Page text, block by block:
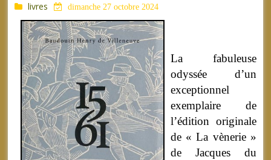
livres dimanche 27 octobre 2024
La fabuleuse
odyssée d’un
exceptionnel
exemplaire de
l’édition originale
de « La vènerie »
de Jacques du